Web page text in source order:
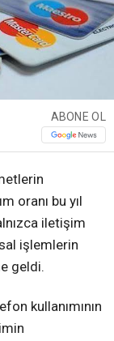
ABONE OL
oranı bu yıl
iletişim
işlemlerin
geldi.
kullanımının